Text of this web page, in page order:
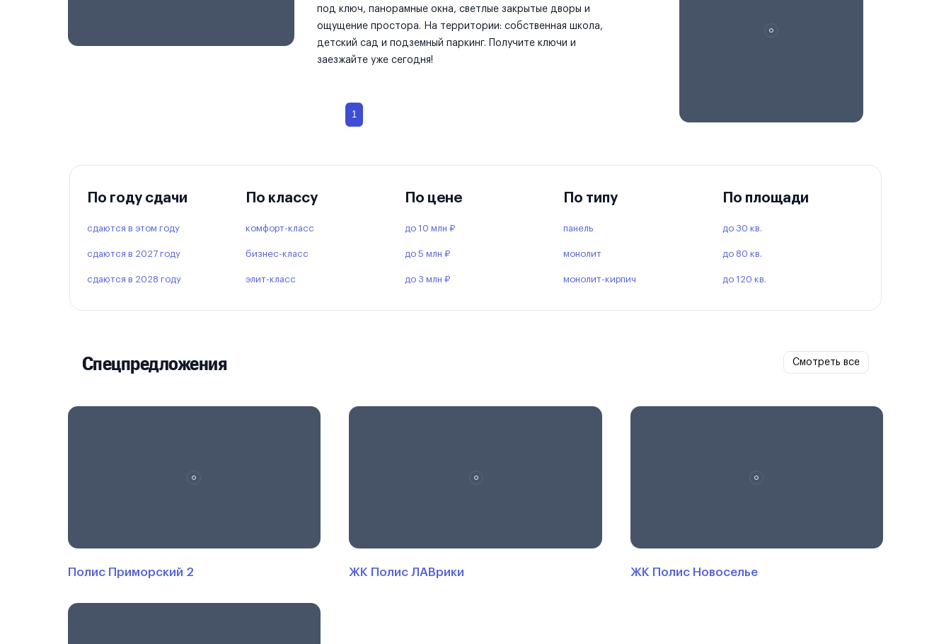
под ключ, панорамные окна, светлые закрытые дворы и
ощущение простора. На территории: собственная школа,
детский сад и подземный паркинг. Получите ключи и
заезжайте уже сегодня!
1
По году сдачи
сдаются в этом году
сдаются в 2027 году
сдаются в 2028 году
По классу
комфорт-класс
бизнес-класс
элит-класс
По цене
до 10 млн ₽
до 5 млн ₽
до 3 млн ₽
По типу
панель
монолит
монолит-кирпич
По площади
до 30 кв.
до 80 кв.
до 120 кв.
Спецпредложения Смотреть все
Полис Приморский 2 ЖК Полис ЛАВрики ЖК Полис Новоселье